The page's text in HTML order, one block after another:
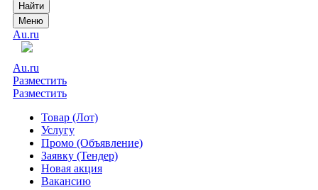
Найти
Меню
Au.ru
Au.ru
Разместить
Разместить
Товар (Лот)
Услугу
Промо (Объявление)
Заявку (Тендер)
Новая акция
Вакансию